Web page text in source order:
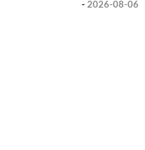
- 2026-08-06